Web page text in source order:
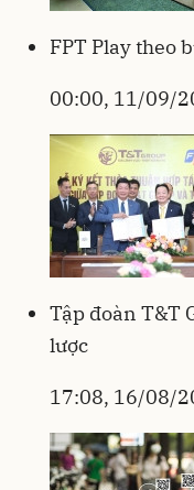
FPT Play theo
00:00, 11/09/
Tập đoàn T&T
lược
17:08, 16/08/